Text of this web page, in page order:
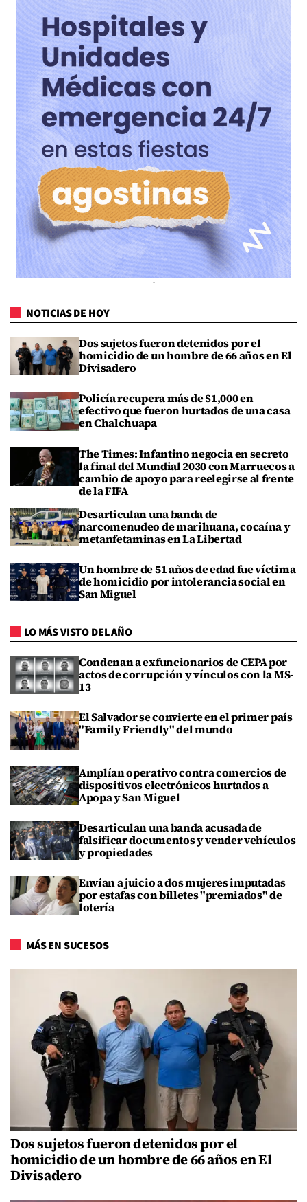
NOTICIAS DE HOY
Dos sujetos fueron detenidos por el
homicidio de un hombre de 66 años en El
Divisadero
Policía recupera más de $1,000 en
efectivo que fueron hurtados de una casa
en Chalchuapa
The Times: Infantino negocia en secreto
la final del Mundial 2030 con Marruecos a
cambio de apoyo para reelegirse al frente
de la FIFA
Desarticulan una banda de
narcomenudeo de marihuana, cocaína y
metanfetaminas en La Libertad
Un hombre de 51 años de edad fue víctima
de homicidio por intolerancia social en
San Miguel
LO MÁS VISTO DEL AÑO
Condenan a exfuncionarios de CEPA por
actos de corrupción y vínculos con la MS-
13
El Salvador se convierte en el primer país
"Family Friendly" del mundo
Amplían operativo contra comercios de
dispositivos electrónicos hurtados a
Apopa y San Miguel
Desarticulan una banda acusada de
falsificar documentos y vender vehículos
y propiedades
Envían a juicio a dos mujeres imputadas
por estafas con billetes "premiados" de
lotería
MÁS EN SUCESOS
Dos sujetos fueron detenidos por el
homicidio de un hombre de 66 años en El
Divisadero